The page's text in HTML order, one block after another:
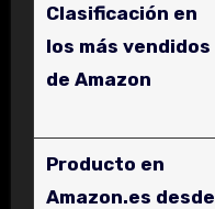
Clasificación en
los más vendidos
de Amazon
Producto en
Amazon.es desde